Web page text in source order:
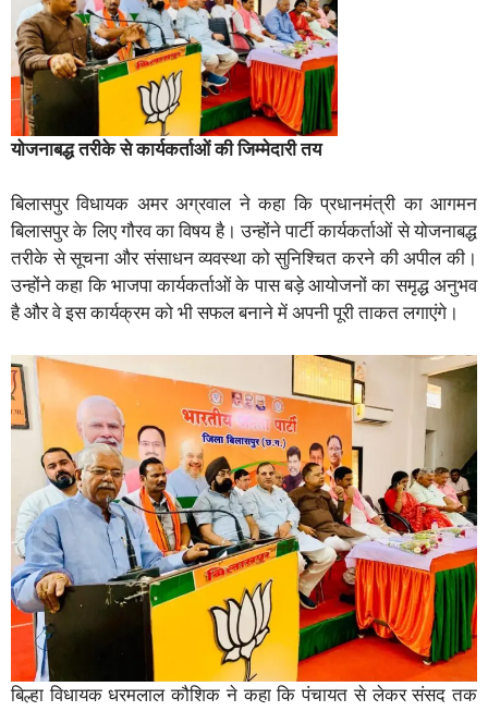
योजनाबद्ध तरीके से कार्यकर्ताओं की जिम्मेदारी तय
बिलासपुर विधायक अमर अग्रवाल ने कहा कि प्रधानमंत्री का आगमन
बिलासपुर के लिए गौरव का विषय है। उन्होंने पार्टी कार्यकर्ताओं से योजनाबद्ध
तरीके से सूचना और संसाधन व्यवस्था को सुनिश्चित करने की अपील की।
उन्होंने कहा कि भाजपा कार्यकर्ताओं के पास बड़े आयोजनों का समृद्ध अनुभव
है और वे इस कार्यक्रम को भी सफल बनाने में अपनी पूरी ताकत लगाएंगे।
बिल्हा विधायक धरमलाल कौशिक ने कहा कि पंचायत से लेकर संसद तक